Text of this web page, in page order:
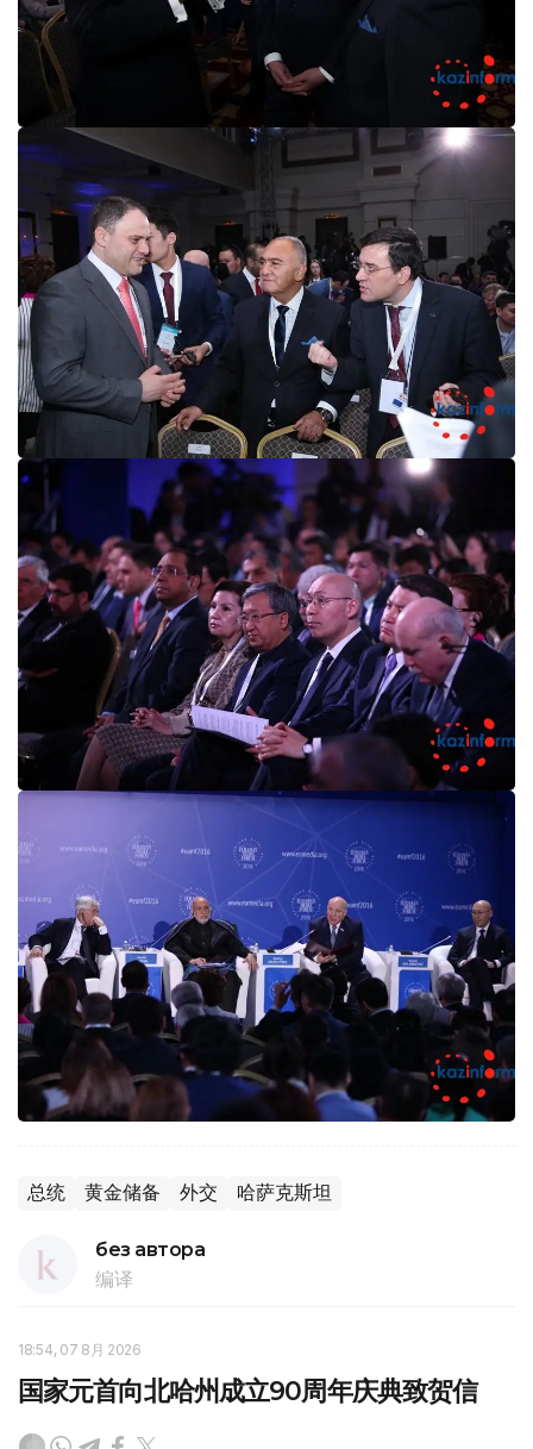
总统 黄金储备 外交 哈萨克斯坦
без автора
编译
18:54, 07 8月 2026
国家元首向北哈州成立90周年庆典致贺信